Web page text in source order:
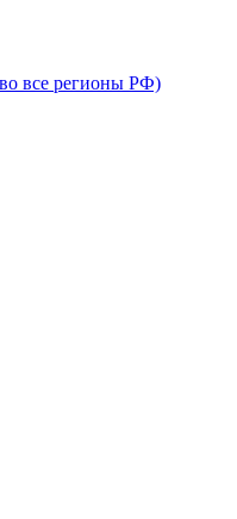
все регионы РФ)